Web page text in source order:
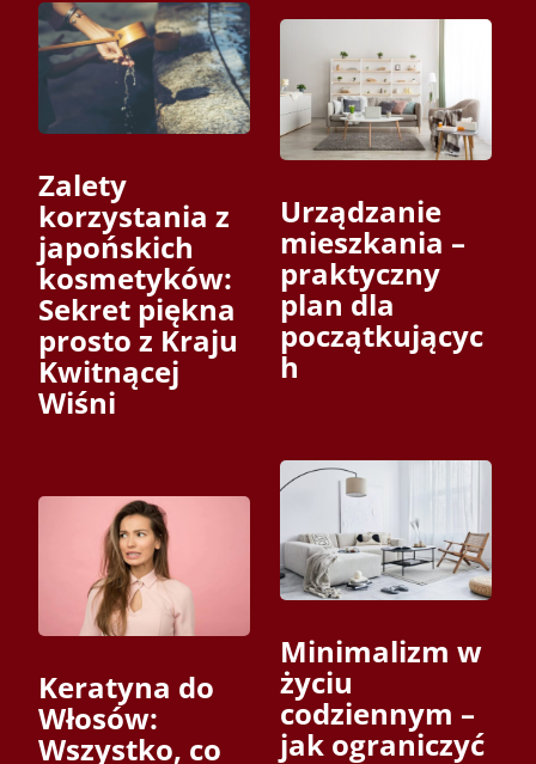
Zalety
korzystania z
japońskich
kosmetyków:
Sekret piękna
prosto z Kraju
Kwitnącej
Wiśni
Keratyna do
Włosów:
Wszystko, co
Urządzanie
mieszkania –
praktyczny
plan dla
początkującyc
h
Minimalizm w
życiu
codziennym –
jak ograniczyć